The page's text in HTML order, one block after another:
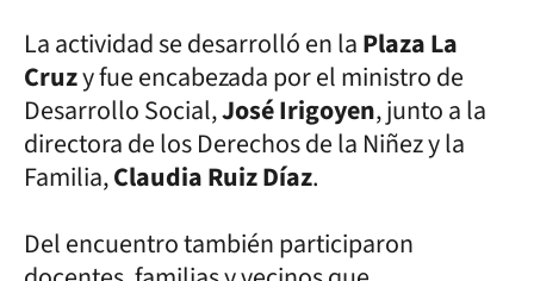
La actividad se desarrolló en laPlaza La
Cruzy fue encabezada por el ministro de
Desarrollo Social,José Irigoyen, junto a la
directora de los Derechos de la Niñez y la
Familia,Claudia Ruiz Díaz.
Del encuentro también participaron